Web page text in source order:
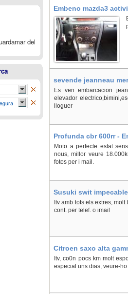
Embeno mazda3
sevende jeanneau
Es ven embarcacion
elevador
lloguer
Profunda cbr 600rr -
Moto a perfecte estat
nous, millor veure
fotos per i mail.
Susuki swit
Itv amb tots els extres,
cont. per telef. o imail
Citroen saxo alta
Itv, co0n pocs km molt
especial uns dias, veure-
del